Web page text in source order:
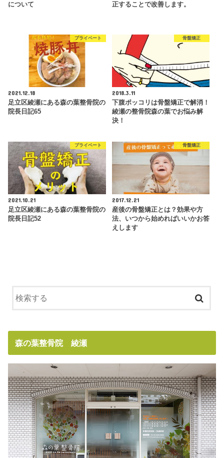
について 正することで改善します。
プライベート
2021.12.18
足立区綾瀬にある森の葉整骨院の
院長日記65
骨盤矯正
2018.3.11
下腹ポッコリは骨盤矯正で解消！
綾瀬の整骨院森の葉でお悩み解
決！
プライベート
2021.10.21
足立区綾瀬にある森の葉整骨院の
院長日記52
骨盤矯正
2017.12.21
産後の骨盤矯正とは？効果や方
法、いつから始めればいいかお答
えします
森の葉整骨院 綾瀬